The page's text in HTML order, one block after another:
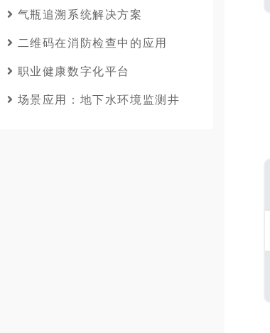
气瓶追溯系统解决方案
二维码在消防检查中的应用
职业健康数字化平台
场景应用：地下水环境监测井